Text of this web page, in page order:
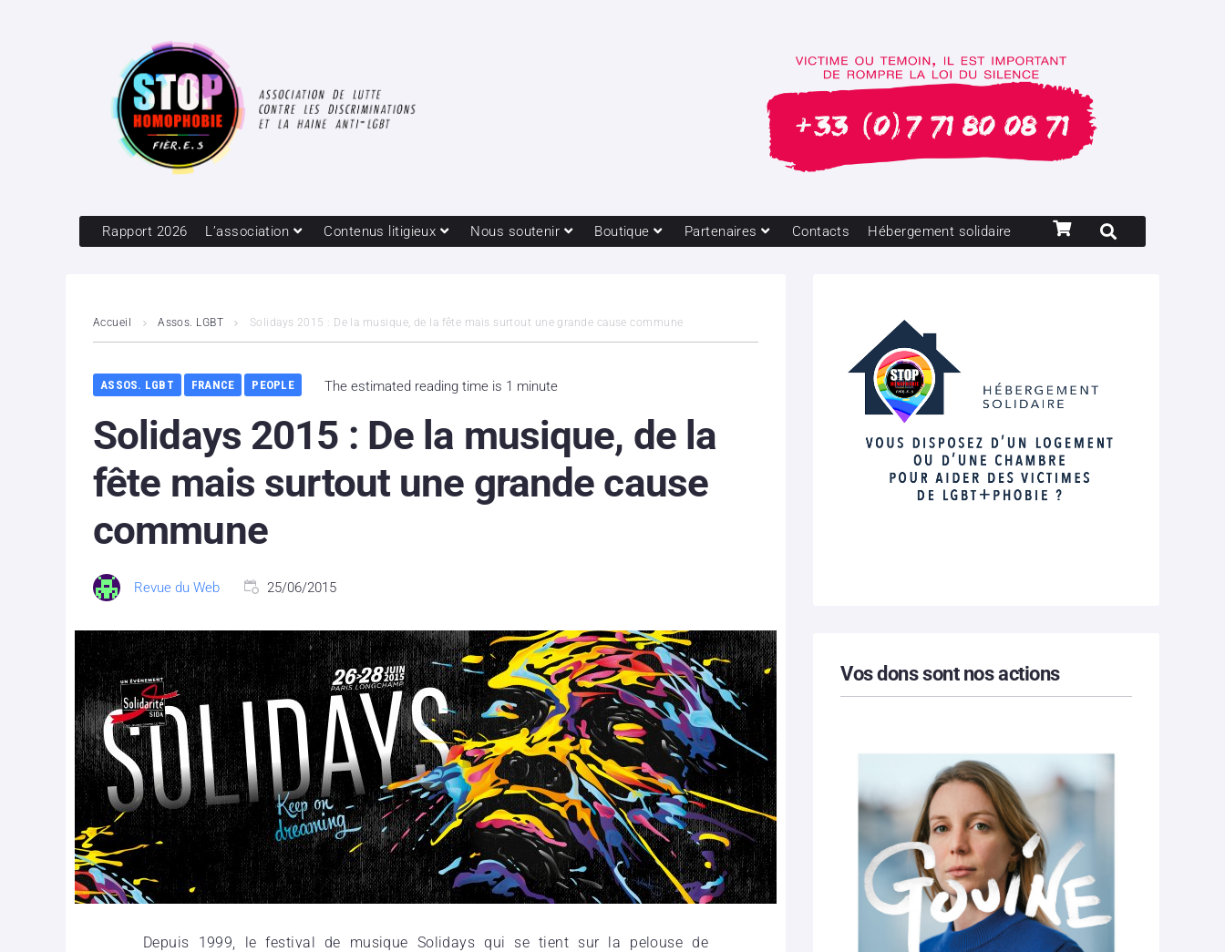
Rapport 2026 L’association Contenus litigieux Nous soutenir Boutique Partenaires Contacts Hébergement solidaire
Accueil Assos. LGBT Solidays 2015 : De la musique, de la fête mais surtout une grande cause commune
ASSOS. LGBT FRANCE PEOPLE The estimated reading time is 1 minute
Solidays 2015 : De la musique, de la
fête mais surtout une grande cause
commune
Revue du Web 25/06/2015
Depuis 1999, le festival de musique Solidays qui se tient sur la pelouse de
Vos dons sont nos actions